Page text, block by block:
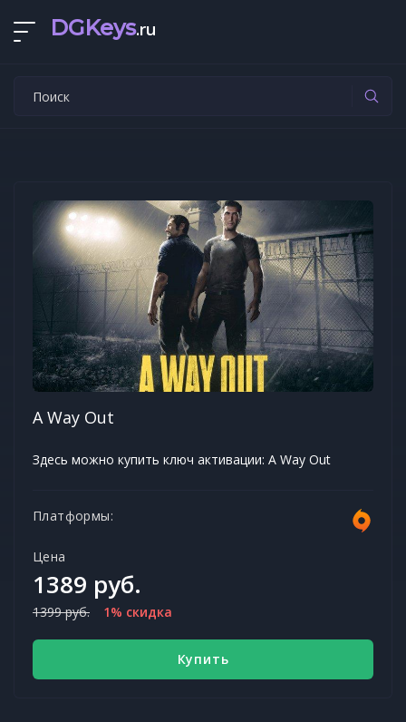
DGKeys.ru
A Way Out
Здесь можно купить ключ активации: A Way Out
Платформы:
Цена
1389 руб.
1399 руб. 1% скидка
Купить